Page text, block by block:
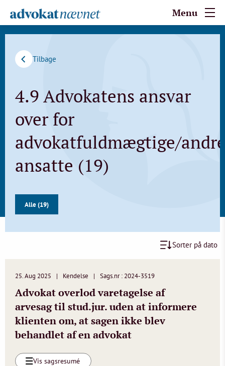
Menu
Tilbage
4.9 Advokatens ansvar
over for
advokatfuldmægtige/
ansatte (19)
Alle (19)
Sorter på dato
25. Aug 2025 Kendelse Sags.nr : 2024-3519
Advokat overlod varetagelse af
arvesag til stud.jur. uden at informere
klienten om, at sagen ikke blev
behandlet af en advokat
Vis sagsresumé